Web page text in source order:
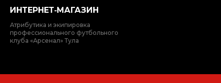
ИНТЕРНЕТ‑МАГАЗИН
Атрибутика и экипировка
профессионального футбольного
клуба «Арсенал» Тула